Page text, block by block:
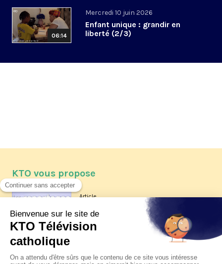
06:14
Mercredi 10 juin 2026
Enfant unique : grandir en
liberté (2/3)
KTO vous propose
Article
Les reportages d'été 2026 de KTO
La visite pastorale du pape Léon
XIV à Assise à suivre sur KTO le